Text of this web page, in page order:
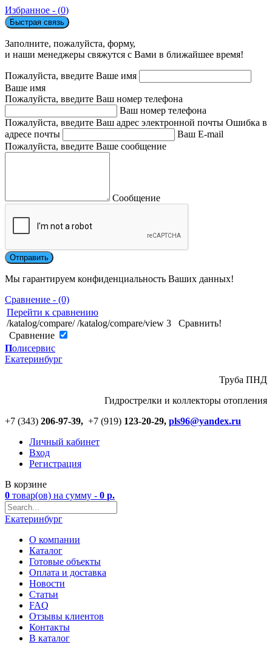
Избранное - (0)
Быстрая связь
Заполните, пожалуйста, форму,
и наши менеджеры свяжутся с Вами в ближайшее время!
Пожалуйста, введите Ваше имя
Ваше имя
Пожалуйста, введите Ваш номер телефона
Ваш номер телефона
Пожалуйста, введите Ваш адрес электронной почты Ошибка в
адресе почты
Ваш E-mail
Пожалуйста, введите Ваше сообщение
Сообщение
Мы гарантируем конфиденциальность Ваших данных!
Сравнение - (0)
Перейти к сравнению
/katalog/compare/ /katalog/compare/view 3
Сравнить!
Cравнение
Полисервис
Екатеринбург
Труба ПНД
Гидрострелки и коллекторы отопления
+7 (343) 206-97-39, +7 (919) 123-20-29, pls96@yandex.ru
Личный кабинет
Вход
Регистрация
В корзине
0 товар(ов) на сумму - 0 р.
Екатеринбург
О компании
Каталог
Готовые объекты
Оплата и доставка
Новости
Статьи
FAQ
Отзывы клиентов
Контакты
В каталог